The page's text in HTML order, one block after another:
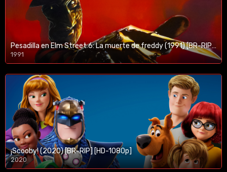
Pesadilla en Elm Street 6: La muerte de freddy (1991) [BR-RIP] [HD-1080p]
1991
¡Scooby! (2020) [BR-RIP] [HD-1080p]
2020
1080p/720p